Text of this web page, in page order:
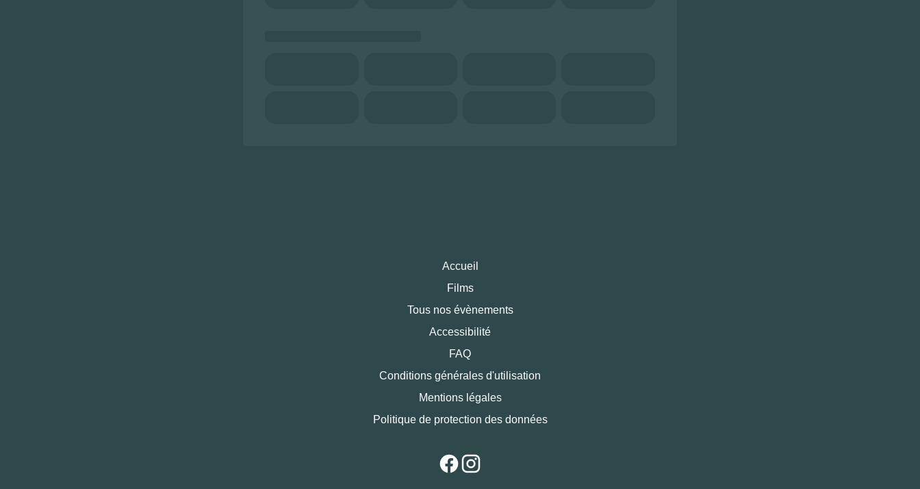
Accueil
Films
Tous nos évènements
Accessibilité
FAQ
Conditions générales d'utilisation
Mentions légales
Politique de protection des données